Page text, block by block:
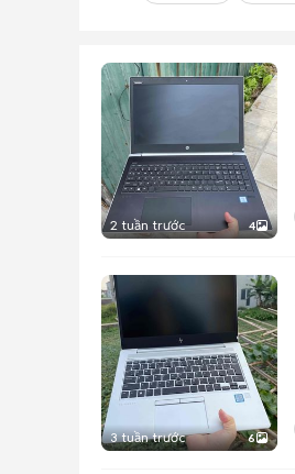
2 tuần trước 4
3 tuần trước 6